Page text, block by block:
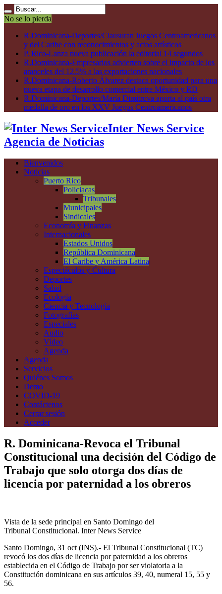
No se lo pierda
R.Dominicana-Deportes/Clausuran Juegos Centroamericanos
y del Caribe con reconocimientos y actos artísticos
P. Rico-Lanza nueva publicación la editorial 14 segundos
R.Dominicana-Empresarios advierten sobre el impacto de los
aranceles del 12.5% a las exportaciones nacionales
R.Dominicana-Roberto Álvarez destaca oportunidad para una
nueva etapa de desarrollo comercial entre México y RD
R.Dominicana-Deportes/María Dimitrova aporta al país otra
medalla de oro en los XXV Juegos Centroamericanos
Inter News Service
Agencia de Noticias
Bienvenidos
Noticias
Puerto Rico
Policiacas
Tribunales
Municipales
Sindicales
Economía y Finanzas
Internacionales
Estados Unidos
República Dominicana
El Caribe y América Latina
Espectáculos y Cultura
Deportes
Salud
Ecología
Ciencia y Tecnología
Fotografías
Especiales
Audio
Vídeo
Agenda
Agenda
Servicios
Quiénes Somos
Demo
COVID-19
Contáctenos
Cerrar sesión
Acceder
R. Dominicana-Revoca el Tribunal
Constitucional una decisión del Código de
Trabajo que solo otorga dos días de
licencia por paternidad a los obreros
Vista de la sede principal en Santo Domingo del
Tribunal Constitucional. Inter News Service
Santo Domingo, 31 oct (INS).- El Tribunal Constitucional (TC)
revocó los dos días de licencia por paternidad a los obreros
establecida en el Código de Trabajo por ser violatoria a la
Constitución dominicana en sus artículos 39, 40, numeral 15, 55 y
56.